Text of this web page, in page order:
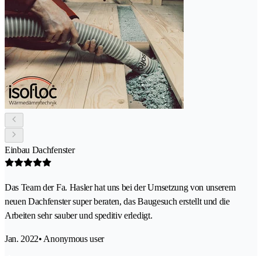
Einbau Dachfenster
Das Team der Fa. Hasler hat uns bei der Umsetzung von unserem
neuen Dachfenster super beraten, das Baugesuch erstellt und die
Arbeiten sehr sauber und speditiv erledigt.
Jan. 2022• Anonymous user